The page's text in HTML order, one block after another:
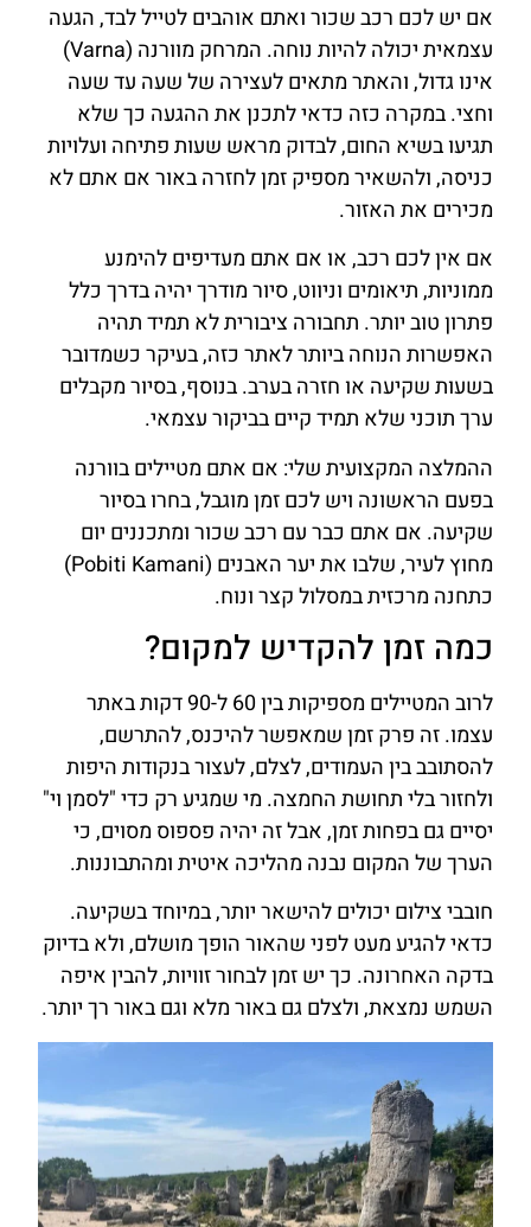
אם יש לכם רכב שכור ואתם אוהבים לטייל לבד, הגעה
עצמאית יכולה להיות נוחה. המרחק מוורנה (Varna)
אינו גדול, והאתר מתאים לעצירה של שעה עד שעה
וחצי. במקרה כזה כדאי לתכנן את ההגעה כך שלא
תגיעו בשיא החום, לבדוק מראש שעות פתיחה ועלויות
כניסה, ולהשאיר מספיק זמן לחזרה באור אם אתם לא
מכירים את האזור.
אם אין לכם רכב, או אם אתם מעדיפים להימנע
ממוניות, תיאומים וניווט, סיור מודרך יהיה בדרך כלל
פתרון טוב יותר. תחבורה ציבורית לא תמיד תהיה
האפשרות הנוחה ביותר לאתר כזה, בעיקר כשמדובר
בשעות שקיעה או חזרה בערב. בנוסף, בסיור מקבלים
ערך תוכני שלא תמיד קיים בביקור עצמאי.
ההמלצה המקצועית שלי: אם אתם מטיילים בוורנה
בפעם הראשונה ויש לכם זמן מוגבל, בחרו בסיור
שקיעה. אם אתם כבר עם רכב שכור ומתכננים יום
מחוץ לעיר, שלבו את יער האבנים (Pobiti Kamani)
כתחנה מרכזית במסלול קצר ונוח.
כמה זמן להקדיש למקום?
לרוב המטיילים מספיקות בין 60 ל-90 דקות באתר
עצמו. זה פרק זמן שמאפשר להיכנס, להתרשם,
להסתובב בין העמודים, לצלם, לעצור בנקודות היפות
ולחזור בלי תחושת החמצה. מי שמגיע רק כדי "לסמן וי"
יסיים גם בפחות זמן, אבל זה יהיה פספוס מסוים, כי
הערך של המקום נבנה מהליכה איטית ומהתבוננות.
חובבי צילום יכולים להישאר יותר, במיוחד בשקיעה.
כדאי להגיע מעט לפני שהאור הופך מושלם, ולא בדיוק
בדקה האחרונה. כך יש זמן לבחור זוויות, להבין איפה
השמש נמצאת, ולצלם גם באור מלא וגם באור רך יותר.